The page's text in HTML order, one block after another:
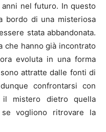
nel futuro. In questo
bordo di una misteriosa
stata abbandonata.
che hanno già incontrato
evoluta in una forma
attratte dalle fonti di
confrontarsi con
il mistero dietro quella
se vogliono ritrovare la